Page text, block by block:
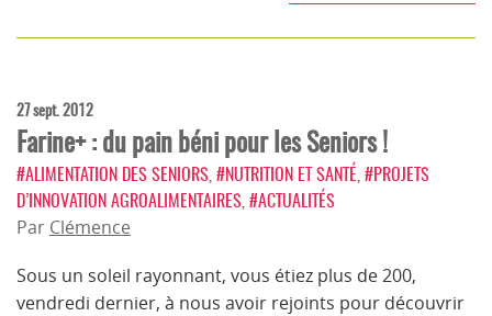
27 sept. 2012
Farine+ : du pain béni pour les Seniors !
#ALIMENTATION DES SENIORS #NUTRITION ET SANTÉ #PROJETS
D’INNOVATION AGROALIMENTAIRES #ACTUALITÉS
Par Clémence
Sous un soleil rayonnant, vous étiez plus de 200,
vendredi dernier, à nous avoir rejoints pour découvrir